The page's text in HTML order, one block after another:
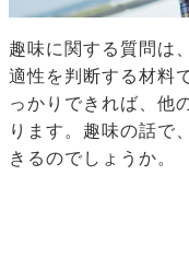
趣味に関する質問は
適性を判断する材料
っかりできれば、他
ります。趣味の話で
きるのでしょうか。